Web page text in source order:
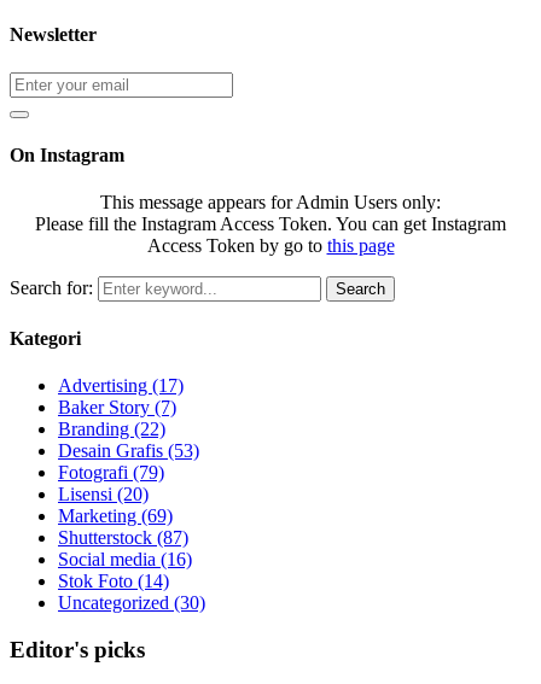
Newsletter
On Instagram
This message appears for Admin Users only:
Please fill the Instagram Access Token. You can get Instagram
Access Token by go to this page
Search for: Search
Kategori
Advertising (17)
Baker Story (7)
Branding (22)
Desain Grafis (53)
Fotografi (79)
Lisensi (20)
Marketing (69)
Shutterstock (87)
Social media (16)
Stok Foto (14)
Uncategorized (30)
Editor's picks